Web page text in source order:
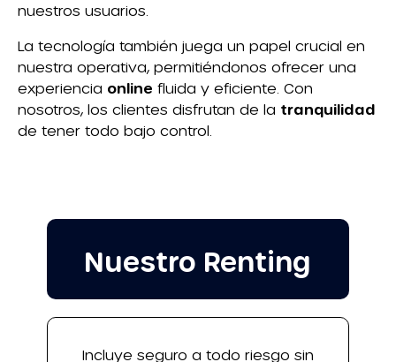
nuestros usuarios.
La tecnología también juega un papel crucial en
nuestra operativa, permitiéndonos ofrecer una
experiencia online fluida y eficiente. Con
nosotros, los clientes disfrutan de la tranquilidad
de tener todo bajo control.
Nuestro Renting
Incluye seguro a todo riesgo sin